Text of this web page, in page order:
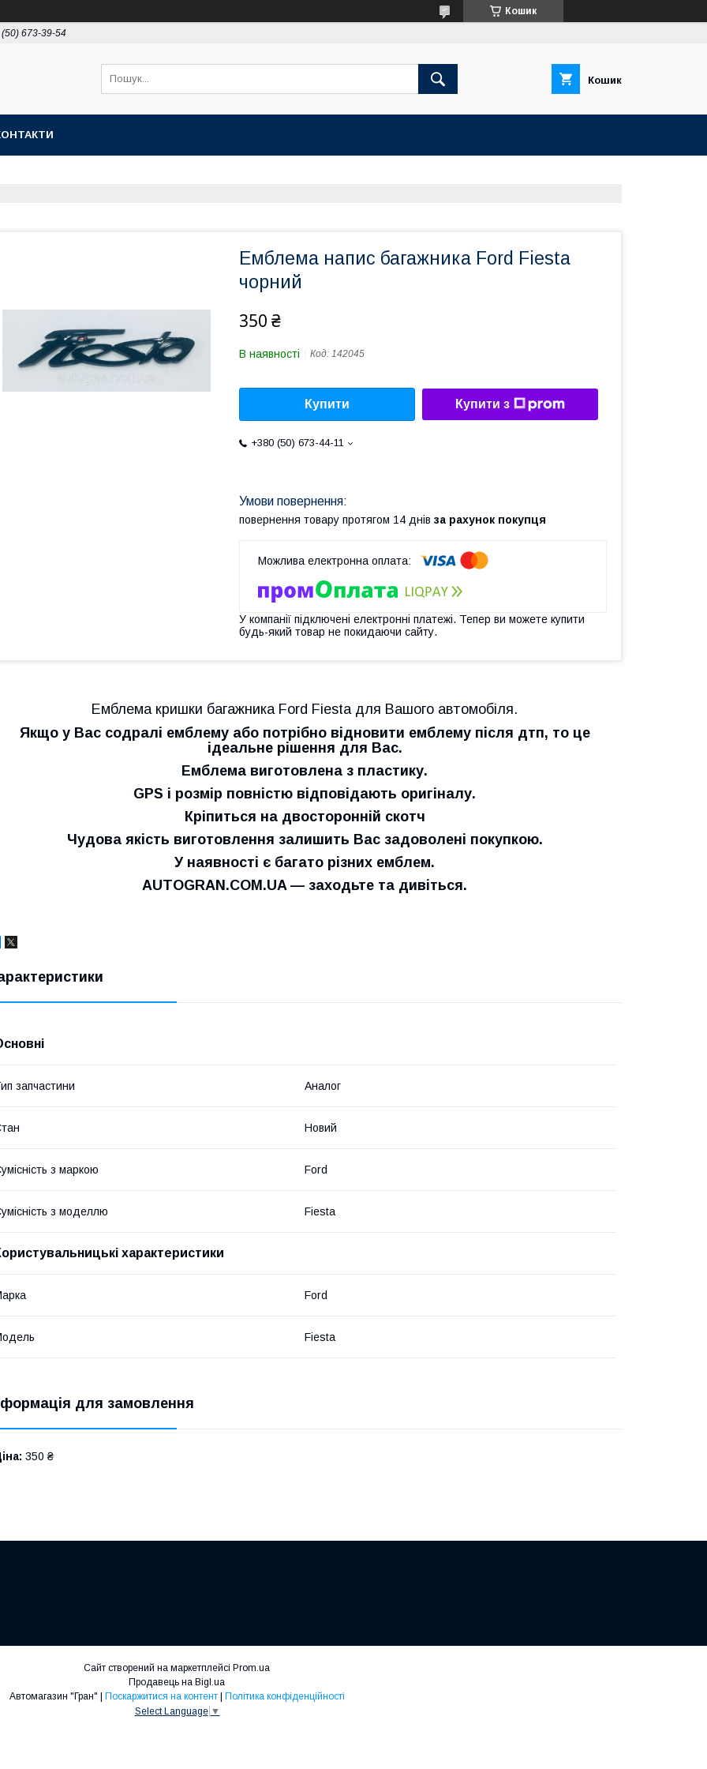
Кошик
673-39-54
Кошик
Емблема напис багажника Ford Fiesta
чорний
350 ₴
В наявності Код: 142045
Купити Купити з
+380 (50) 673-44-11
повернення товару протягом 14 днів за рахунок покупця
У компанії підключені електронні платежі. Тепер ви можете купити
будь-який товар не покидаючи сайту.
Емблема кришки багажника Ford Fiesta для Вашого автомобіля.
Якщо у Вас содралі емблему або потрібно відновити емблему після дтп, то це
ідеальне рішення для Вас.
Емблема виготовлена з пластику.
GPS і розмір повністю відповідають оригіналу.
Кріпиться на двосторонній скотч
Чудова якість виготовлення залишить Вас задоволені покупкою.
У наявності є багато різних емблем.
AUTOGRAN.COM.UA — заходьте та дивіться.
запчастини Аналог
Новий
з маркою Ford
з моделлю Fiesta
характеристики
Ford
Fiesta
для замовлення
350 ₴
Сайт створений на маркетплейсі Prom.ua
Продавець на Bigl.ua
Автомагазин "Гран" | Поскаржитися на контент | Політика конфіденційності
Select Language ▼